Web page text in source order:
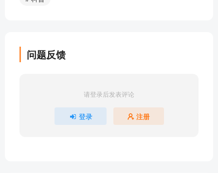
关于赫罗图的小知识
一站博物：恒星的一生（上）
一站博物：从地面到空间望远镜
一站博物：宇宙年龄及大小（轻背景音乐版）
一站博物：太空望远镜们（花絮）
问题反馈
请登录后发表评论
登录 注册